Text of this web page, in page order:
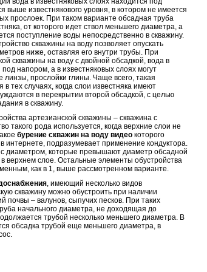
выше известнякового уровня, в котором не имеется
прослоек. При таком варианте обсадная труба
от которого идет ствол меньшего диаметра, а
поступление воды непосредственно в скважину.
скважины на воду позволяет опускать
ниже, оставляя его внутри трубы. При
скважины на воду с двойной обсадкой, вода в
напором, а в известняковых слоях могут
линзы, прослойки глины. Чаще всего, такая
в тех случаях, когда слои известняка имеют
в перекрытии второй обсадкой, с целью
в скважину.
артезианской скважины – скважина с
такого рода используется, когда верхние слои не
бурение скважин на воду видео которого
интернете, подразумевает применение кондуктора.
диаметром, которые превышают диаметр обсадной
верхнем слое. Остальные элементы обустройства
как в 1, выше рассмотренном варианте.
, имеющий несколько видов
скважину можно обустроить при наличии
почвы – валунов, сыпучих песков. При таких
начального диаметра, не доходящая до
трубой несколько меньшего диаметра. В
обсадка трубой еще меньшего диаметра, в